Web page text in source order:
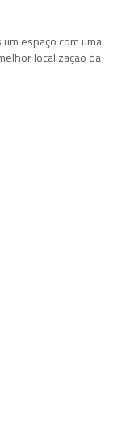
espaço com uma
localização da